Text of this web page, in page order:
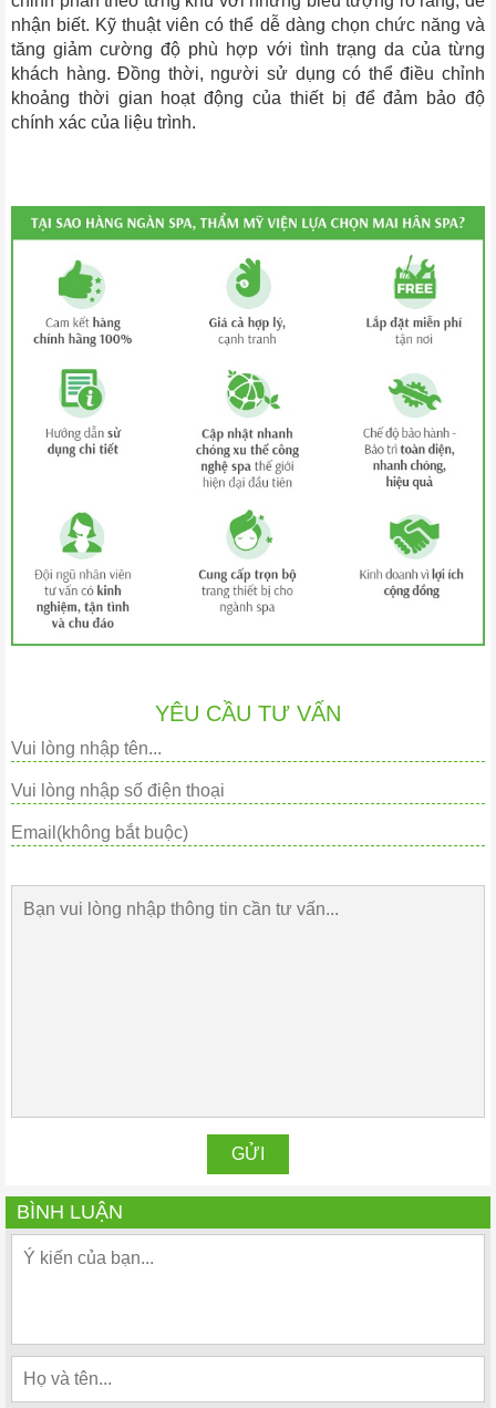
nhận biết. Kỹ thuật viên có thể dễ dàng chọn chức năng và
tăng giảm cường độ phù hợp với tình trạng da của từng
khách hàng. Đồng thời, người sử dụng có thể điều chỉnh
khoảng thời gian hoạt động của thiết bị để đảm bảo độ
chính xác của liệu trình.
YÊU CẦU TƯ VẤN
BÌNH LUẬN